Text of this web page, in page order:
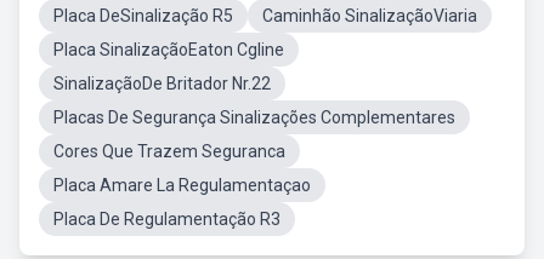
Placa DeSinalização R5
Caminhão SinalizaçãoViaria
Placa SinalizaçãoEaton Cgline
SinalizaçãoDe Britador Nr.22
Placas De Segurança Sinalizações Complementares
Cores Que Trazem Seguranca
Placa Amare La Regulamentaçao
Placa De Regulamentação R3